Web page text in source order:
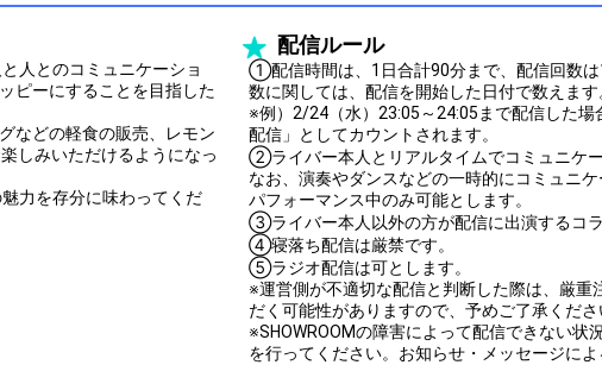
Gold to purchase gifts
the performer's
You can post comments. Please refrain from
other users.
Close
人とのコミュニケーショ
ピーにすることを目指した
などの軽食の販売、レモン
しみいただけるようになっ
力を存分に味わってくだ
配信ルール
①配信時間は、1日合計90分まで、配信回数は
数に関しては、配信を開始した日付で数えます
※例）2/24（水）23:05～24:05まで配信した
配信」としてカウントされます。
②ライバー本人とリアルタイムでコミュニケ
なお、演奏やダンスなどの一時的にコミュニ
パフォーマンス中のみ可能とします。
③ライバー本人以外の方が配信に出演するコラ
④寝落ち配信は厳禁です。
⑤ラジオ配信は可とします。
※運営側が不適切な配信と判断した際は、厳重
だく可能性がありますので、予めご了承くださ
※SHOWROOMの障害によって配信できない状
を行ってください。お知らせ・メッセージに